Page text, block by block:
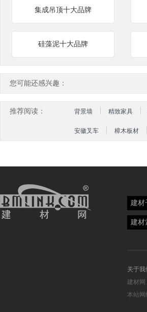
集成吊顶十大品牌
硅藻泥十大品牌
您可能还感兴趣：
推荐阅读： 背景墙 精致家具
安徽叉车 樟木板材
建材
建材
关于我
建材网
本站网